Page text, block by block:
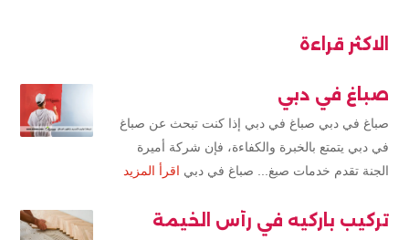
الاكثر قراءة
صباغ في دبي
صباغ في دبي صباغ في دبي إذا كنت تبحث عن صباغ
في دبي يتمتع بالخبرة والكفاءة، فإن شركة أميرة
الجنة تقدم خدمات صبغ... صباغ في دبي اقرأ المزيد
تركيب باركيه في رأس الخيمة